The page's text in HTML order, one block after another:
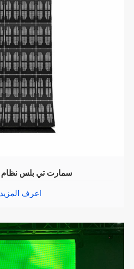
سمارت تي بلس نظام
اعرف المزيد